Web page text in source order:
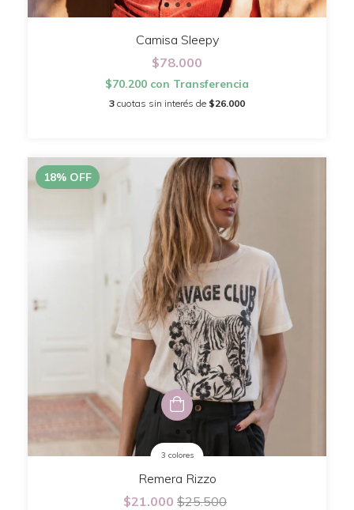
Camisa Sleepy
$78.000
$70.200 con Transferencia
3 cuotas sin interés de $26.000
18% OFF
3 colores
Remera Rizzo
$21.000 $25.500